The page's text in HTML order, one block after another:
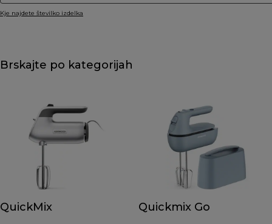
Kje najdete številko izdelka
Brskajte po kategorijah
QuickMix Quickmix Go